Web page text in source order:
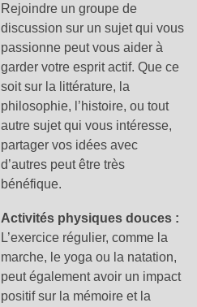
Rejoindre un groupe de
discussion sur un sujet qui vous
passionne peut vous aider à
garder votre esprit actif. Que ce
soit sur la littérature, la
philosophie, l’histoire, ou tout
autre sujet qui vous intéresse,
partager vos idées avec
d’autres peut être très
bénéfique.
Activités physiques douces :
L’exercice régulier, comme la
marche, le yoga ou la natation,
peut également avoir un impact
positif sur la mémoire et la